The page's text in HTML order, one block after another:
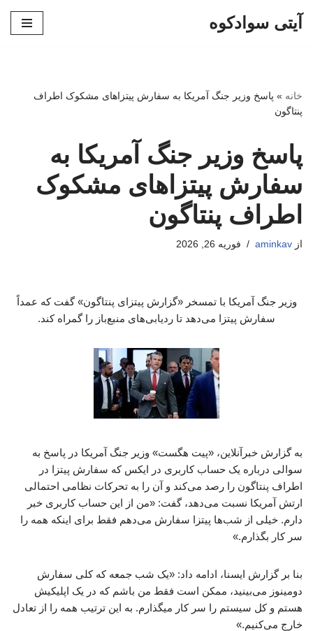
آیتی سوادکوه
خانه » پاسخ وزیر جنگ آمریکا به سفارش پیتزاهای مشکوک اطراف
پنتاگون
پاسخ وزیر جنگ آمریکا به
سفارش پیتزاهای مشکوک
اطراف پنتاگون
از aminkav فوریه 26, 2026
وزیر جنگ آمریکا با تمسخر «گزارش پیتزای پنتاگون» گفت که عمداً
سفارش پیتزا می‌دهد تا ردیابی‌های منبع‌باز را گمراه کند.
به گزارش خبرآنلاین، «پیت هگست» وزیر جنگ آمریکا در پاسخ به
سوالی درباره یک حساب کاربری در ایکس که سفارش پیتزا در
اطراف پنتاگون را رصد می‌کند و آن را به تحرکات نظامی احتمالی
ارتش آمریکا نسبت می‌دهد، گفت: «من از این حساب کاربری خبر
دارم. خیلی از شب‌ها پیتزا سفارش می‌دهم فقط برای اینکه همه را
سر کار بگذارم.»
بنا بر گزارش ایسنا، ادامه داد: «یک شب جمعه که کلی سفارش
دومینوز می‌بینید، ممکن است فقط من باشم که در یک اپلیکیش
هستم و کل سیستم را سر کار میگذارم. به این ترتیب همه را از تعادل
خارج می‌کنیم.»